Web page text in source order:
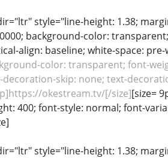
style="line-height: 1.38;
background-color:
align: baseline; white-space:
color: transparent; font-
skip: none; text-
okestream.tv/[/size][size=
400; font-style: normal; font-
style="line-height: 1.38;